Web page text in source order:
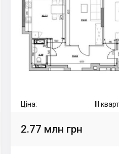
Ціна: III
2.77 млн грн